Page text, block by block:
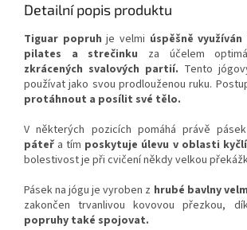
Detailní popis produktu
Tiguar popruh je velmi úspěšně
pilates a strečinku za účelem
zkrácených svalových partií. Tento
používat jako svou prodlouženou ruku.
protáhnout a posílit své tělo.
V některých pozicích pomáhá právě pásek
páteř a tím poskytuje úlevu v oblasti
bolestivost je při cvičení někdy velkou
Pásek na jógu je vyroben z hrubé bavlny
zakončen trvanlivou kovovou přezkou,
popruhy také spojovat.